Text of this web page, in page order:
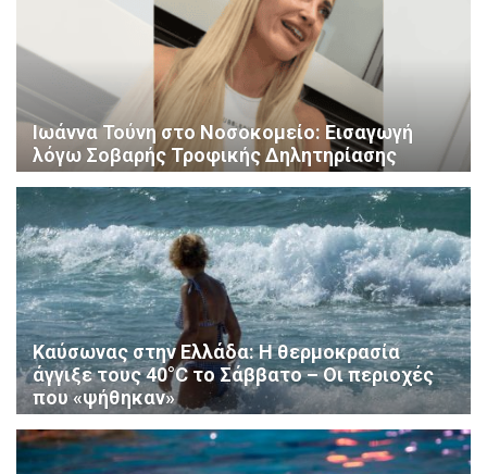
Ιωάννα Τούνη στο Νοσοκομείο: Εισαγωγή
λόγω Σοβαρής Τροφικής Δηλητηρίασης
Καύσωνας στην Ελλάδα: Η θερμοκρασία
άγγιξε τους 40°C το Σάββατο – Οι περιοχές
που «ψήθηκαν»